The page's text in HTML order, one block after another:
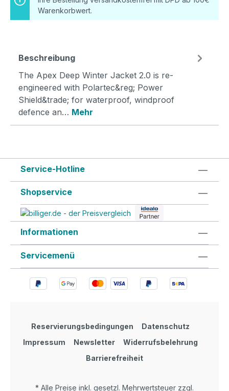
Warenkorbwert.
Beschreibung
The Apex Deep Winter Jacket 2.0 is re-
engineered with Polartec&reg; Power
Shield&trade; for waterproof, windproof
defence an… Mehr
Service-Hotline
Shopservice
Informationen
Servicemenü
Reservierungsbedingungen
Datenschutz
Impressum
Newsletter
Widerrufsbelehrung
Barrierefreiheit
* Alle Preise inkl. gesetzl. Mehrwertsteuer zzgl.